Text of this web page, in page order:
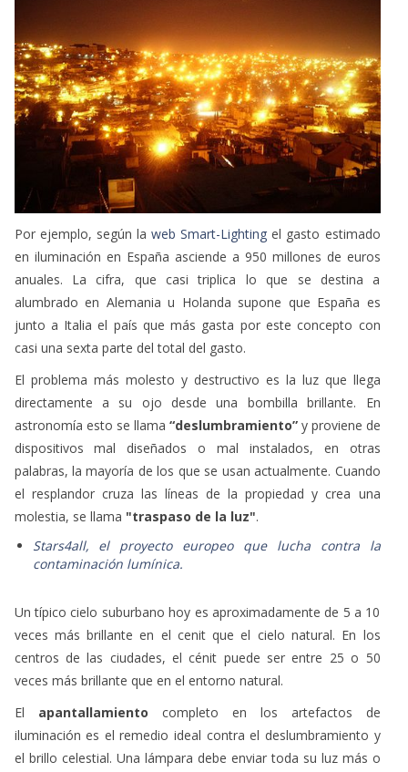
Por ejemplo, según la web Smart-Lighting el gasto estimado
en iluminación en España asciende a 950 millones de euros
anuales. La cifra, que casi triplica lo que se destina a
alumbrado en Alemania u Holanda supone que España es
junto a Italia el país que más gasta por este concepto con
casi una sexta parte del total del gasto.
El problema más molesto y destructivo es la luz que llega
directamente a su ojo desde una bombilla brillante. En
y proviene de
dispositivos mal diseñados o mal instalados, en otras
palabras, la mayoría de los que se usan actualmente. Cuando
el resplandor cruza las líneas de la propiedad y crea una
molestia, se llama
"traspaso de la luz"
Stars4all, el proyecto europeo que lucha contra la
Un típico cielo suburbano hoy es aproximadamente de 5 a 10
veces más brillante en el cenit que el cielo natural. En los
centros de las ciudades, el cénit puede ser entre 25 o 50
veces más brillante que en el entorno natural.
apantallamiento
completo en los artefactos de
iluminación es el remedio ideal contra el deslumbramiento y